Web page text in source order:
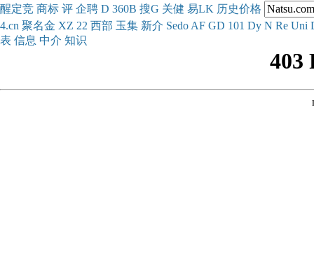
醒定竞 商标 评 企聘 D 360B 搜G 关健 易LK 历史价格
4.cn 聚名金 XZ 22 西部 玉集 新介 Sedo AF GD 101 Dy N Re Uni
表 信息 中介 知识